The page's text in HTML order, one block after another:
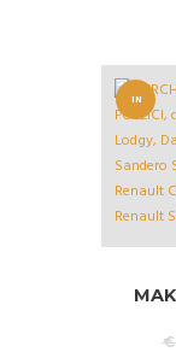
IN
OFFERT
A!
€